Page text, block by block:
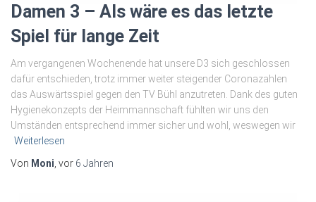
Damen 3 – Als wäre es das letzte
Spiel für lange Zeit
Am vergangenen Wochenende hat unsere D3 sich geschlossen
dafür entschieden, trotz immer weiter steigender Coronazahlen
das Auswärtsspiel gegen den TV Bühl anzutreten. Dank des guten
Hygienekonzepts der Heimmannschaft fühlten wir uns den
Umständen entsprechend immer sicher und wohl, weswegen wir
Weiterlesen
Von Moni , vor 6 Jahren